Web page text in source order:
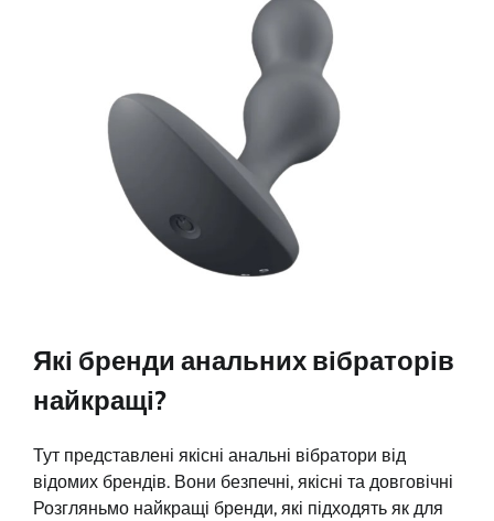
Які бренди анальних вібраторів
найкращі?
Тут представлені якісні анальні вібратори від
відомих брендів. Вони безпечні, якісні та довговічні
Розгляньмо найкращі бренди, які підходять як для